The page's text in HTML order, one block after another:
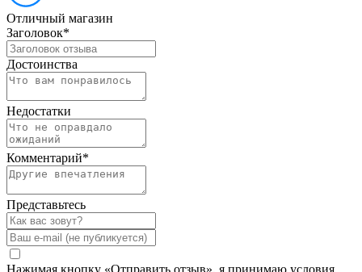
Отличный магазин
Заголовок*
Достоинства
Недостатки
Комментарий*
Представьтесь